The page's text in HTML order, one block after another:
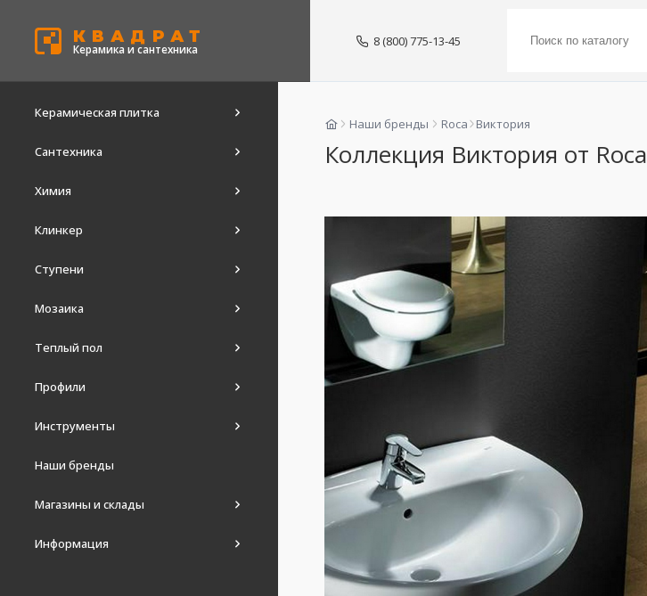
КВАДРАТ
Керамика и сантехника
8 (800) 775-13-45
Керамическая плитка
Сантехника
Химия
Клинкер
Ступени
Мозаика
Теплый пол
Профили
Инструменты
Наши бренды
Магазины и склады
Информация
Наши бренды Roca Виктория
Коллекция Виктория от Roca